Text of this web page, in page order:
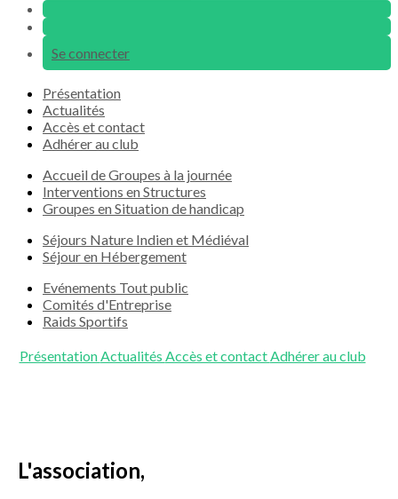
Se connecter
Présentation
Actualités
Accès et contact
Adhérer au club
Accueil de Groupes à la journée
Interventions en Structures
Groupes en Situation de handicap
Séjours Nature Indien et Médiéval
Séjour en Hébergement
Evénements Tout public
Comités d'Entreprise
Raids Sportifs
PrésentationActualités Accès et contactAdhérer au club
L'association,